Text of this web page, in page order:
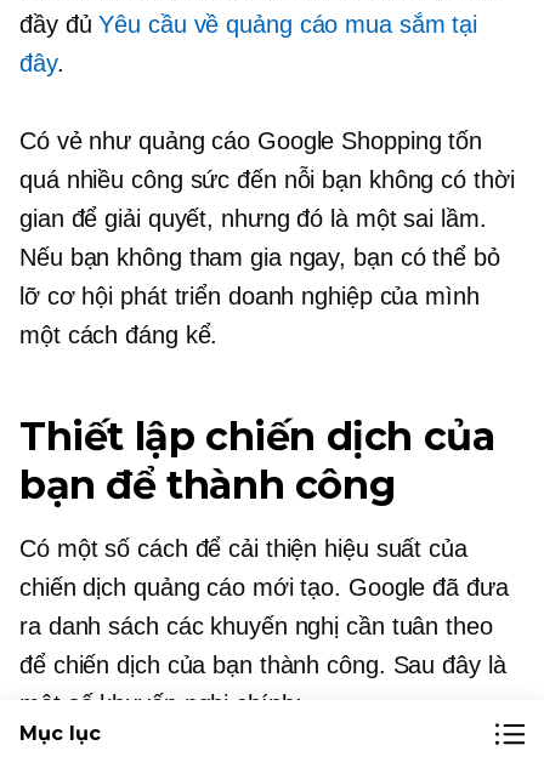
đầy đủYêu cầu về quảng cáo mua sắm tại
đây.
Có vẻ như quảng cáo Google Shopping tốn
quá nhiều công sức đến nỗi bạn không có thời
gian để giải quyết, nhưng đó là một sai lầm.
Nếu bạn không tham gia ngay, bạn có thể bỏ
lỡ cơ hội phát triển doanh nghiệp của mình
một cách đáng kể.
Thiết lập chiến dịch của
bạn để thành công
Có một số cách để cải thiện hiệu suất của
chiến dịch quảng cáo mới tạo. Google đã đưa
ra danh sách các khuyến nghị cần tuân theo
để chiến dịch của bạn thành công. Sau đây là
một số khuyến nghị chính:
Mục lục